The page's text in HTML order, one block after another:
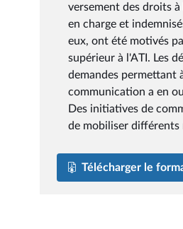
versement des droits
en charge et
eux, ont été motivés
supérieur à l'ATI. Les
demandes permettant
communication a en
Des initiatives de
de mobiliser différents
Télécharger le